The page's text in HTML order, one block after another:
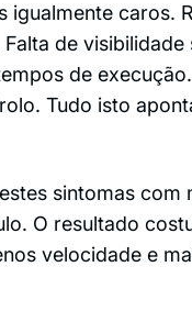
igualmente caros.
de
de
Tudo isto
sintomas com
O resultado
velocidade e